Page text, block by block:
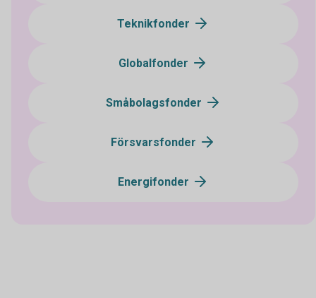
Teknikfonder
Globalfonder
Småbolagsfonder
Försvarsfonder
Energifonder